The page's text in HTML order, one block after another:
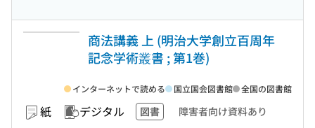
商法講義 上 (明治大学創立百周年
記念学術叢書 ; 第1巻)
紙 デジタル 図書 障害者向け資料あり
インターネットで読める 国立国会図書館 全国の図書館